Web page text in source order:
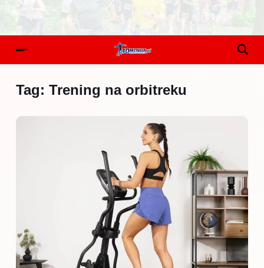
Tag: Trening na orbitreku